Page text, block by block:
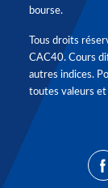
bourse.
Tous droits
CAC40. Cours
autres indices.
toutes valeurs et